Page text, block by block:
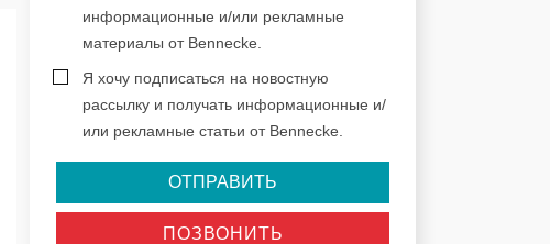
информационные и/или рекламные
материалы от Bennecke.
Я хочу подписаться на новостную
рассылку и получать информационные и/
или рекламные статьи от Bennecke.
ОТПРАВИТЬ
ПОЗВОНИТЬ